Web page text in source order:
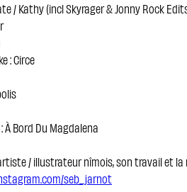
/ Kathy (incl Skyrager & Jonny Rock
: Circe
À Bord Du Magdalena
/ illustrateur nîmois, son travail et
seb_jarnot